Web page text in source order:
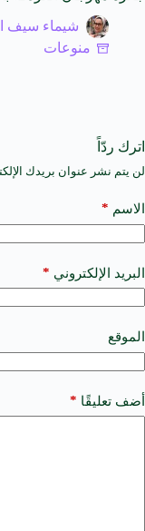
شيماء سيف
منوعات
اترك ردّاً
لن يتم نشر عنوان بريدك
الاسم *
البريد الإلكتروني *
الموقع
أضف تعليقًا *
A
t
e
a
t
i
e
: